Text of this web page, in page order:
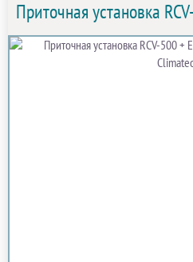
Приточная установка